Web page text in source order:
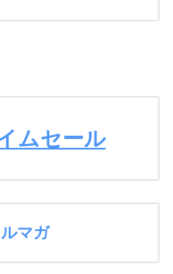
ムセール
マガ